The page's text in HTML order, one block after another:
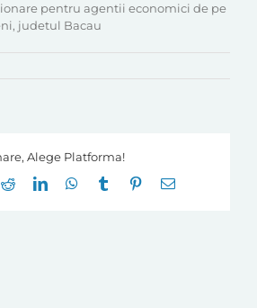
pentru agentii economici de pe
judetul Bacau
Alege Platforma!
RedditLinkedInWhatsApp
Tumblr Pinterest
E-